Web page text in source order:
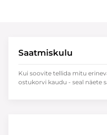
Saatmiskulu
Kui soovite tellida mitu
ostukorvi kaudu - seal näete